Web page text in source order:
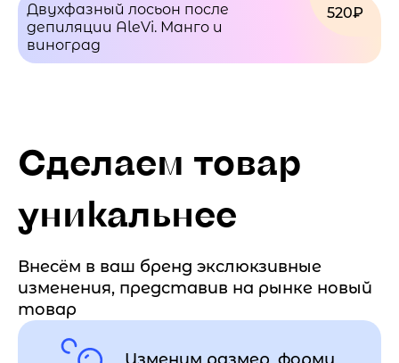
520₽
Двухфазный лосьон после
депиляции AleVi. Манго и
виноград
Сделаем товар
уникальнее
Внесём в ваш бренд экслюкзивные
изменения, представив на рынке новый
товар